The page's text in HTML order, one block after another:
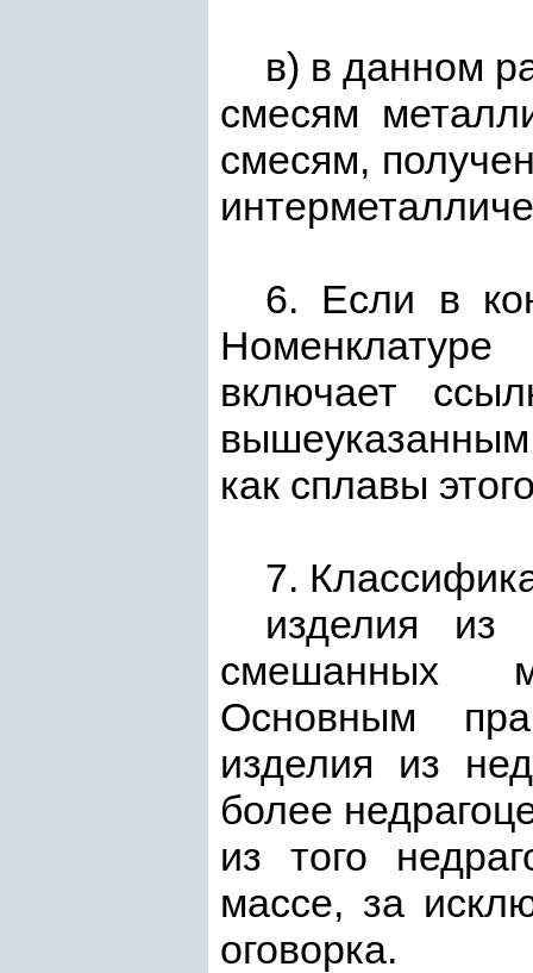
в) в данном
смесям
смесям,
6. Если в
включает
как сплавы
7.
изделия из
смешанных
Основным
изделия из
более
из того
массе, за
оговорка.